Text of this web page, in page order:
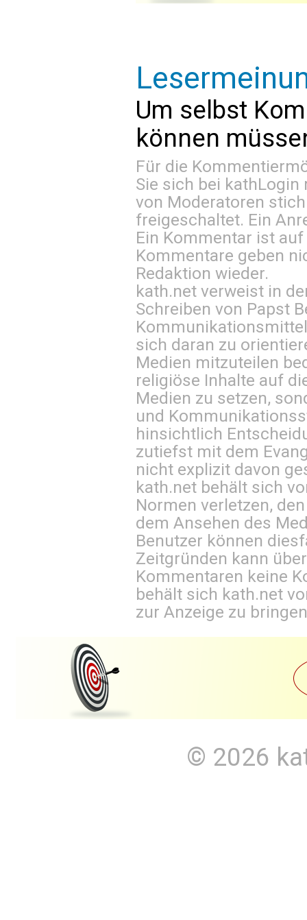
Um selbst
können
Für die
Sie sich bei kathLogin
von Moderatoren
freigeschaltet. Ein
Ein Kommentar ist
Kommentare geben
Redaktion wieder.
kath.net verweist in
Schreiben von Papst
sich daran zu
Medien mitzuteilen
religiöse Inhalte auf
Medien zu setzen,
und
hinsichtlich
zutiefst mit dem
nicht explizit davon
kath.net behält sich
Normen verletzen,
dem Ansehen des
Benutzer können
Zeitgründen kann
Kommentaren keine
behält sich kath.net
zur Anzeige zu
© 2026